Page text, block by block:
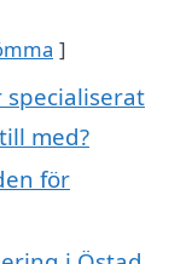
specialiserat
med?
för